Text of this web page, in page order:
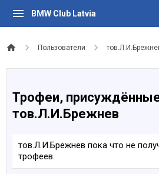
BMW Club Latvia
Пользователи
Трофеи,
тов.Л.И.Брежнев
тов.Л.И.Брежнев пока что не
трофеев.